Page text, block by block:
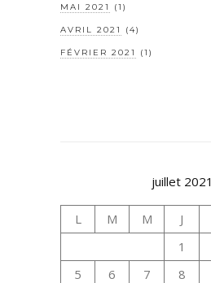
MAI 2021 (1)
AVRIL 2021 (4)
FÉVRIER 2021 (1)
juillet 2021
L M M J
1
5
6 7 8